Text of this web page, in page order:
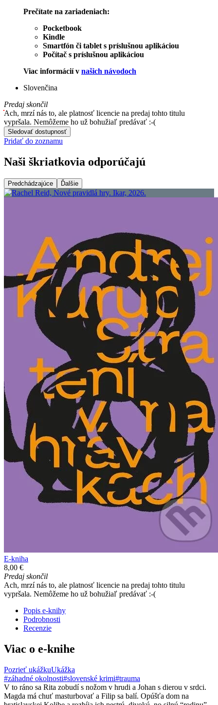
Prečítate na zariadeniach:
Pocketbook
Kindle
Smartfón či tablet s príslušnou aplikáciou
Počítač s príslušnou aplikáciou
Viac informácií v našich návodoch
Slovenčina
Predaj skončil
Ach, mrzí nás to, ale platnosť licencie na predaj tohto titulu
vypršala. Nemôžeme ho už bohužiaľ predávať :-(
Sledovať dostupnosť
Pridať do zoznamu
Naši škriatkovia odporúčajú
Predchádzajúce Ďalšie
E-kniha
8,00 €
Predaj skončil
Ach, mrzí nás to, ale platnosť licencie na predaj tohto titulu
vypršala. Nemôžeme ho už bohužiaľ predávať :-(
Popis e-knihy
Podrobnosti
Recenzie
Viac o e-knihe
Pozrieť ukážkuUkážka
#záhadné okolnosti#slovenské krimi#trauma
V to ráno sa Rita zobudí s nožom v hrudi a Johan s dierou v srdci.
Magda má chuť masturbovať a Filip sa balí. Opúšťa dom na